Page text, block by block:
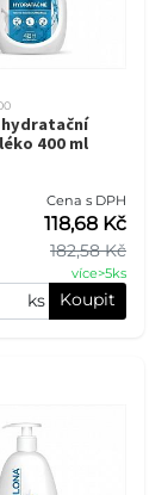
400 ml
Cena s DPH
182,58 Kč
118,68 Kč
více>5ks
ks Koupit